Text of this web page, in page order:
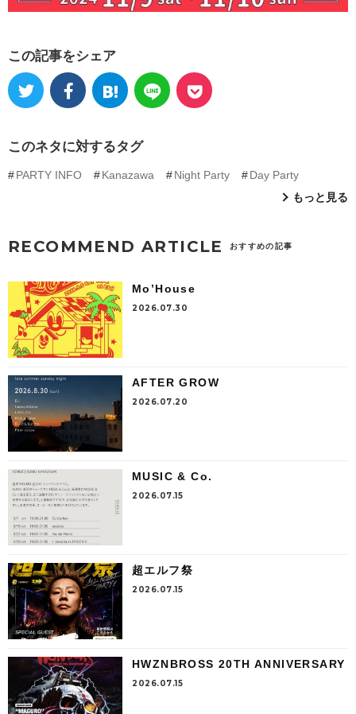
この記事をシェア
このネタに対するタグ
PARTY INFO Kanazawa Night Party
Day Party
もっと見る
RECOMMEND ARTICLE おすすめの記事
Mo’House
2026.07.30
AFTER GROW
2026.07.20
MUSIC & Co.
2026.07.15
超エルフ祭
2026.07.15
HWZNBROSS 20TH ANNIVERSARY
2026.07.15